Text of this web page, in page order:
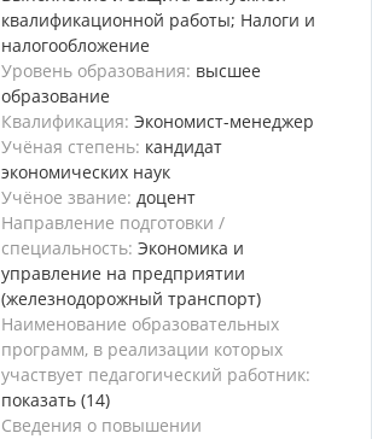
квалификационной работы; Налоги и
налогообложение
Уровень образования: высшее
образование
Квалификация: Экономист-менеджер
Учёная степень: кандидат
экономических наук
Учёное звание: доцент
Направление подготовки /
специальность: Экономика и
управление на предприятии
(железнодорожный транспорт)
Наименование образовательных
программ, в реализации которых
участвует педагогический работник:
показать (14)
Сведения о повышении